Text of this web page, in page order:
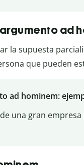
ad
la supuesta
que pueden
ad hominem:
una gran